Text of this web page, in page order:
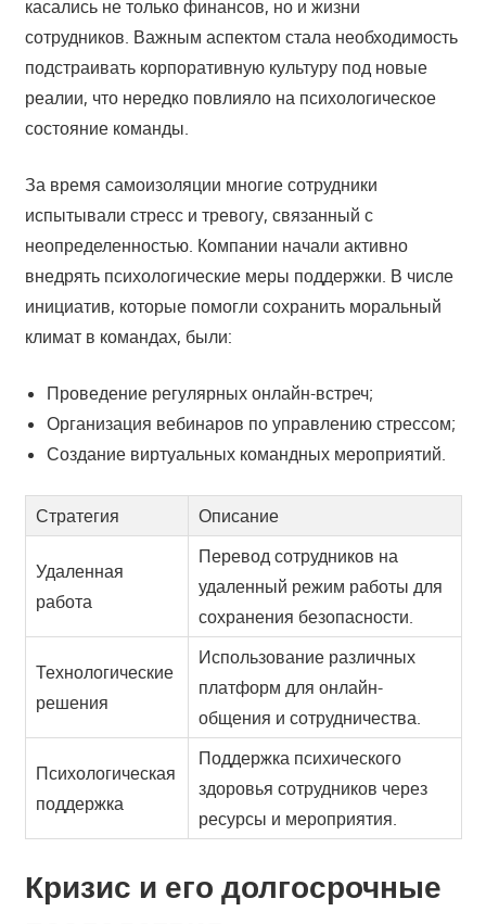
касались не только финансов, но и жизни
сотрудников. Важным аспектом стала необходимость
подстраивать корпоративную культуру под новые
реалии, что нередко повлияло на психологическое
состояние команды.
За время самоизоляции многие сотрудники
испытывали стресс и тревогу, связанный с
неопределенностью. Компании начали активно
внедрять психологические меры поддержки. В числе
инициатив, которые помогли сохранить моральный
климат в командах, были:
Проведение регулярных онлайн-встреч;
Организация вебинаров по управлению стрессом;
Создание виртуальных командных мероприятий.
Стратегия Описание
Удаленная
работа
Перевод сотрудников на
удаленный режим работы для
сохранения безопасности.
Технологические
решения
Использование различных
платформ для онлайн-
общения и сотрудничества.
Психологическая
поддержка
Поддержка психического
здоровья сотрудников через
ресурсы и мероприятия.
Кризис и его долгосрочные